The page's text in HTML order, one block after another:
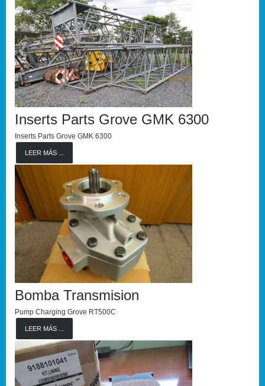
Inserts Parts Grove GMK 6300
Inserts Parts Grove GMK 6300
LEER MÁS ...
Bomba Transmision
Pump Charging Grove RT500C
LEER MÁS ...